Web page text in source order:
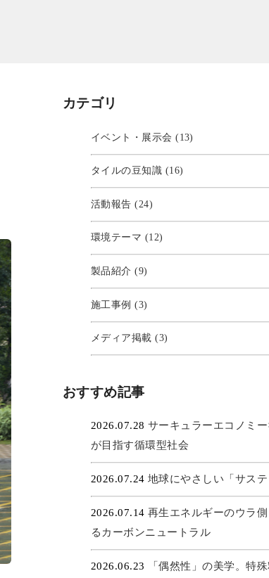
カテゴリ
イベント・展示会 (13)
タイルの豆知識 (16)
活動報告 (24)
環境テーマ (12)
製品紹介 (9)
施工事例 (3)
メディア掲載 (3)
おすすめ記事
2026.07.28 サーキュラーエコノミ
が目指す循環型社会
2026.07.24 地球にやさしい「サス
2026.07.14 再生エネルギーのウラ
るカーボンニュートラル
2026.06.23
「偶然性」の美学。特